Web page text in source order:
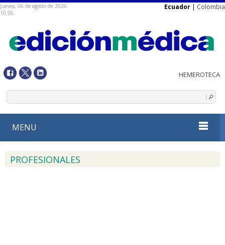
Jueves, 06 de agosto de 2026
10:56
Ecuador | Colombia
MENU
PROFESIONALES